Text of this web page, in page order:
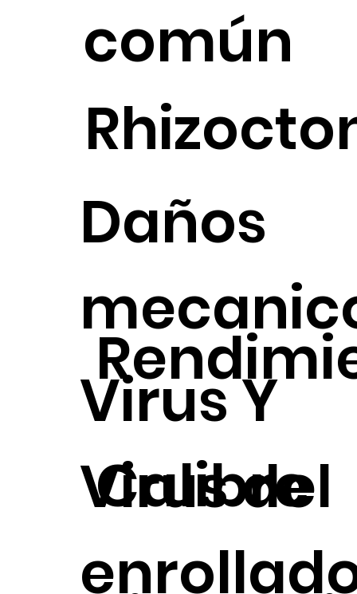
común
Daños
Virus del
Virus Y
Calibre